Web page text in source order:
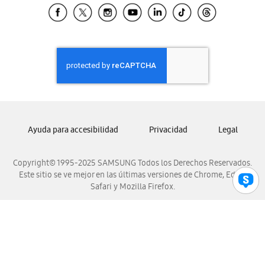
Samsung El Salvador
Samsung Honduras
Samsung Nicaragua
Samsung Panamá
Samsung Venezuela
Copyright© 1995-2025 SAMSUNG Todos los Derechos Reservados.
Este sitio se ve mejor en las últimas versiones de Chrome, Edge,
Safari y Mozilla Firefox.
Ayuda para accesibilidad Privacidad Legal